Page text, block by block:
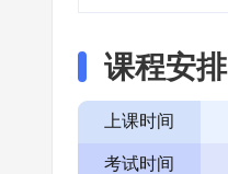
课程安排
上课时间
考试时间